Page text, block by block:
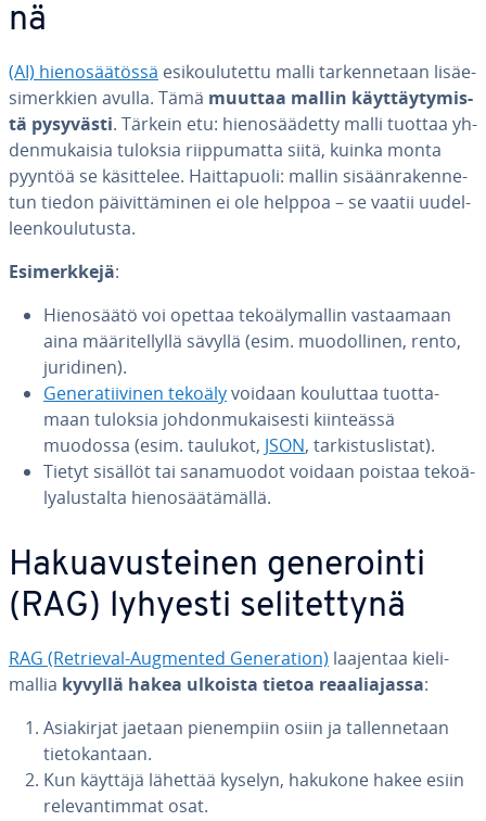
nä
(AI) hie­no­sää­tös­sä esi­kou­lu­tet­tu malli tar­ken­ne­taan li­säe­
si­merk­kien avulla. Tämä muuttaa mallin käyt­täy­ty­mis­
tä pysyvästi. Tärkein etu: hie­no­sää­det­ty malli tuottaa yh­
den­mu­kai­sia tuloksia riip­pu­mat­ta siitä, kuinka monta
pyyntöä se kä­sit­te­lee. Hait­ta­puo­li: mallin si­sään­ra­ken­ne­
tun tiedon päi­vit­tä­mi­nen ei ole helppoa – se vaatii uu­del­
leen­kou­lu­tus­ta.
Esi­merk­ke­jä:
Hie­no­sää­tö voi opettaa te­ko­ä­ly­mal­lin vas­taa­maan
aina mää­ri­tel­lyl­lä sävyllä (esim. muo­dol­li­nen, rento,
juridinen).
Ge­ne­ra­tii­vi­nen tekoälyvoidaan kouluttaa tuot­ta­
maan tuloksia joh­don­mu­kai­ses­ti kiin­teäs­sä
muodossa (esim. taulukot, JSON, tar­kis­tus­lis­tat).
Tietyt sisällöt tai sa­na­muo­dot voidaan poistaa te­ko­ä­
ly­alus­tal­ta hie­no­sää­tä­mäl­lä.
Ha­kua­vus­tei­nen ge­ne­roin­ti
(RAG) lyhyesti se­li­tet­ty­nä
RAG (Retrieval-Augmented Ge­ne­ra­tion) laajentaa kie­li­
mal­lia kyvyllä hakea ulkoista tietoa re­aa­lia­jas­sa:
Asia­kir­jat jaetaan pie­nem­piin osiin ja tal­len­ne­taan
tie­to­kan­taan.
Kun käyttäjä lähettää kyselyn, hakukone hakee esiin
re­le­van­tim­mat osat.